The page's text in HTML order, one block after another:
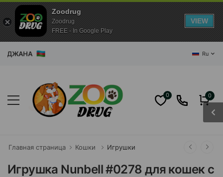
Ru
0 0
Главная страница Кошки Игрушки
Игрушка Nunbell #0278 для кошек с
Zoodrug
Zoodrug
FREE - In Google Play
VIEW